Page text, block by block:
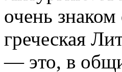
очень
греческая
— это, в